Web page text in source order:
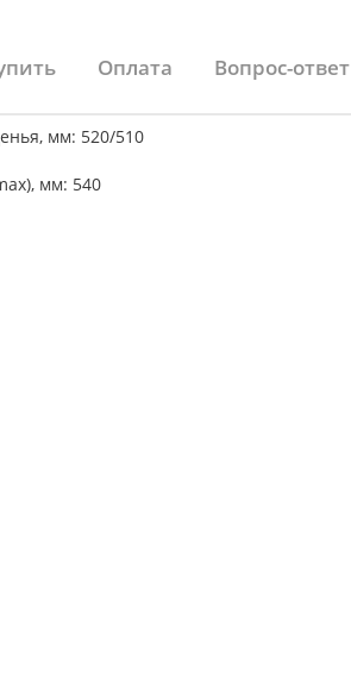
Оплата Вопрос-ответ
мм: 520/510
мм: 540